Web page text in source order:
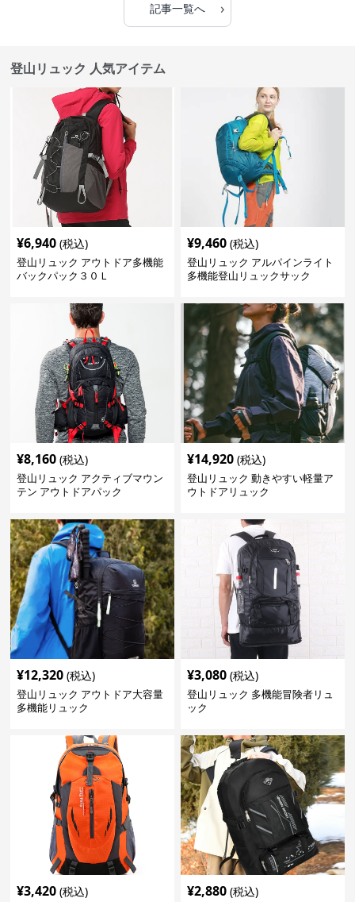
記事一覧へ ›
登山リュック 人気アイテム
¥6,940 (税込)
登山リュック アウトドア多機能
バックパック３０Ｌ
¥9,460 (税込)
登山リュック アルパインライト
多機能登山リュックサック
¥8,160 (税込)
登山リュック アクティブマウン
テン アウトドアパック
¥14,920 (税込)
登山リュック 動きやすい軽量ア
ウトドアリュック
¥12,320 (税込)
登山リュック アウトドア大容量
多機能リュック
¥3,080 (税込)
登山リュック 多機能冒険者リュ
ック
¥3,420 (税込) ¥2,880 (税込)